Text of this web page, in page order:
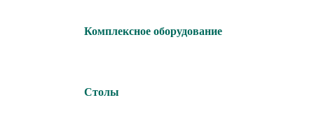
Комплексное оборудование
Столы